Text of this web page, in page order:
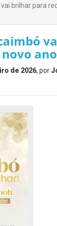
brilhar para
de 2026, por